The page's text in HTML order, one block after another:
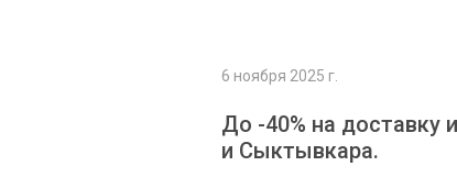
6 ноября 2025 г.
До -40% на доставку
и Сыктывкара.